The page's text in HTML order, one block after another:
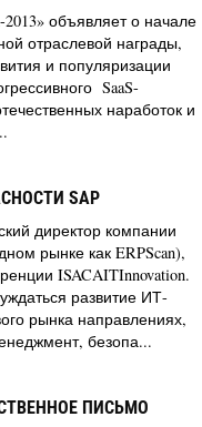
объявляет о начале
отраслевой награды,
и популяризации
SaaS-
наработок и
SAP
директор компании
рынке как ERPScan),
ISACAITInnovation.
развитие ИТ-
рынка направлениях,
безопа...
ПИСЬМО